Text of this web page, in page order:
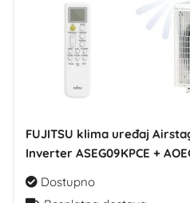
FUJITSU klima uređaj
Inverter ASEG09KPCE +
Dostupno